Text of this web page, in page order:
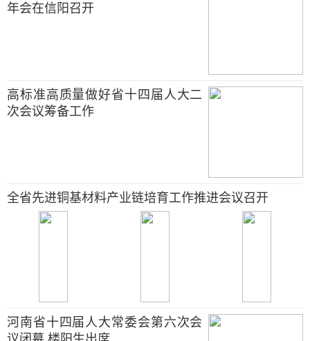
年会在信阳召开
高标准高质量做好省十四届人大二
次会议筹备工作
全省先进铜基材料产业链培育工作推进会议召开
河南省十四届人大常委会第六次会